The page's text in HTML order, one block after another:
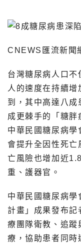
CNEWS匯流新聞
台灣糖尿病人口
人的速度在持續
到，其中高達八成
成更棘手的「糖胖
中華民國糖尿病學
會提升全因性死亡
亡風險也增加近
重、護器官。
中華民國糖尿病
計畫」成果發布
療團隊衛教、追蹤
療，協助患者同時